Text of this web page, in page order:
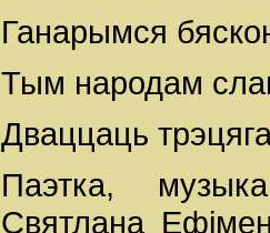
Ганарымся
Тым народам
Дваццаць
Паэтка,
Святлана